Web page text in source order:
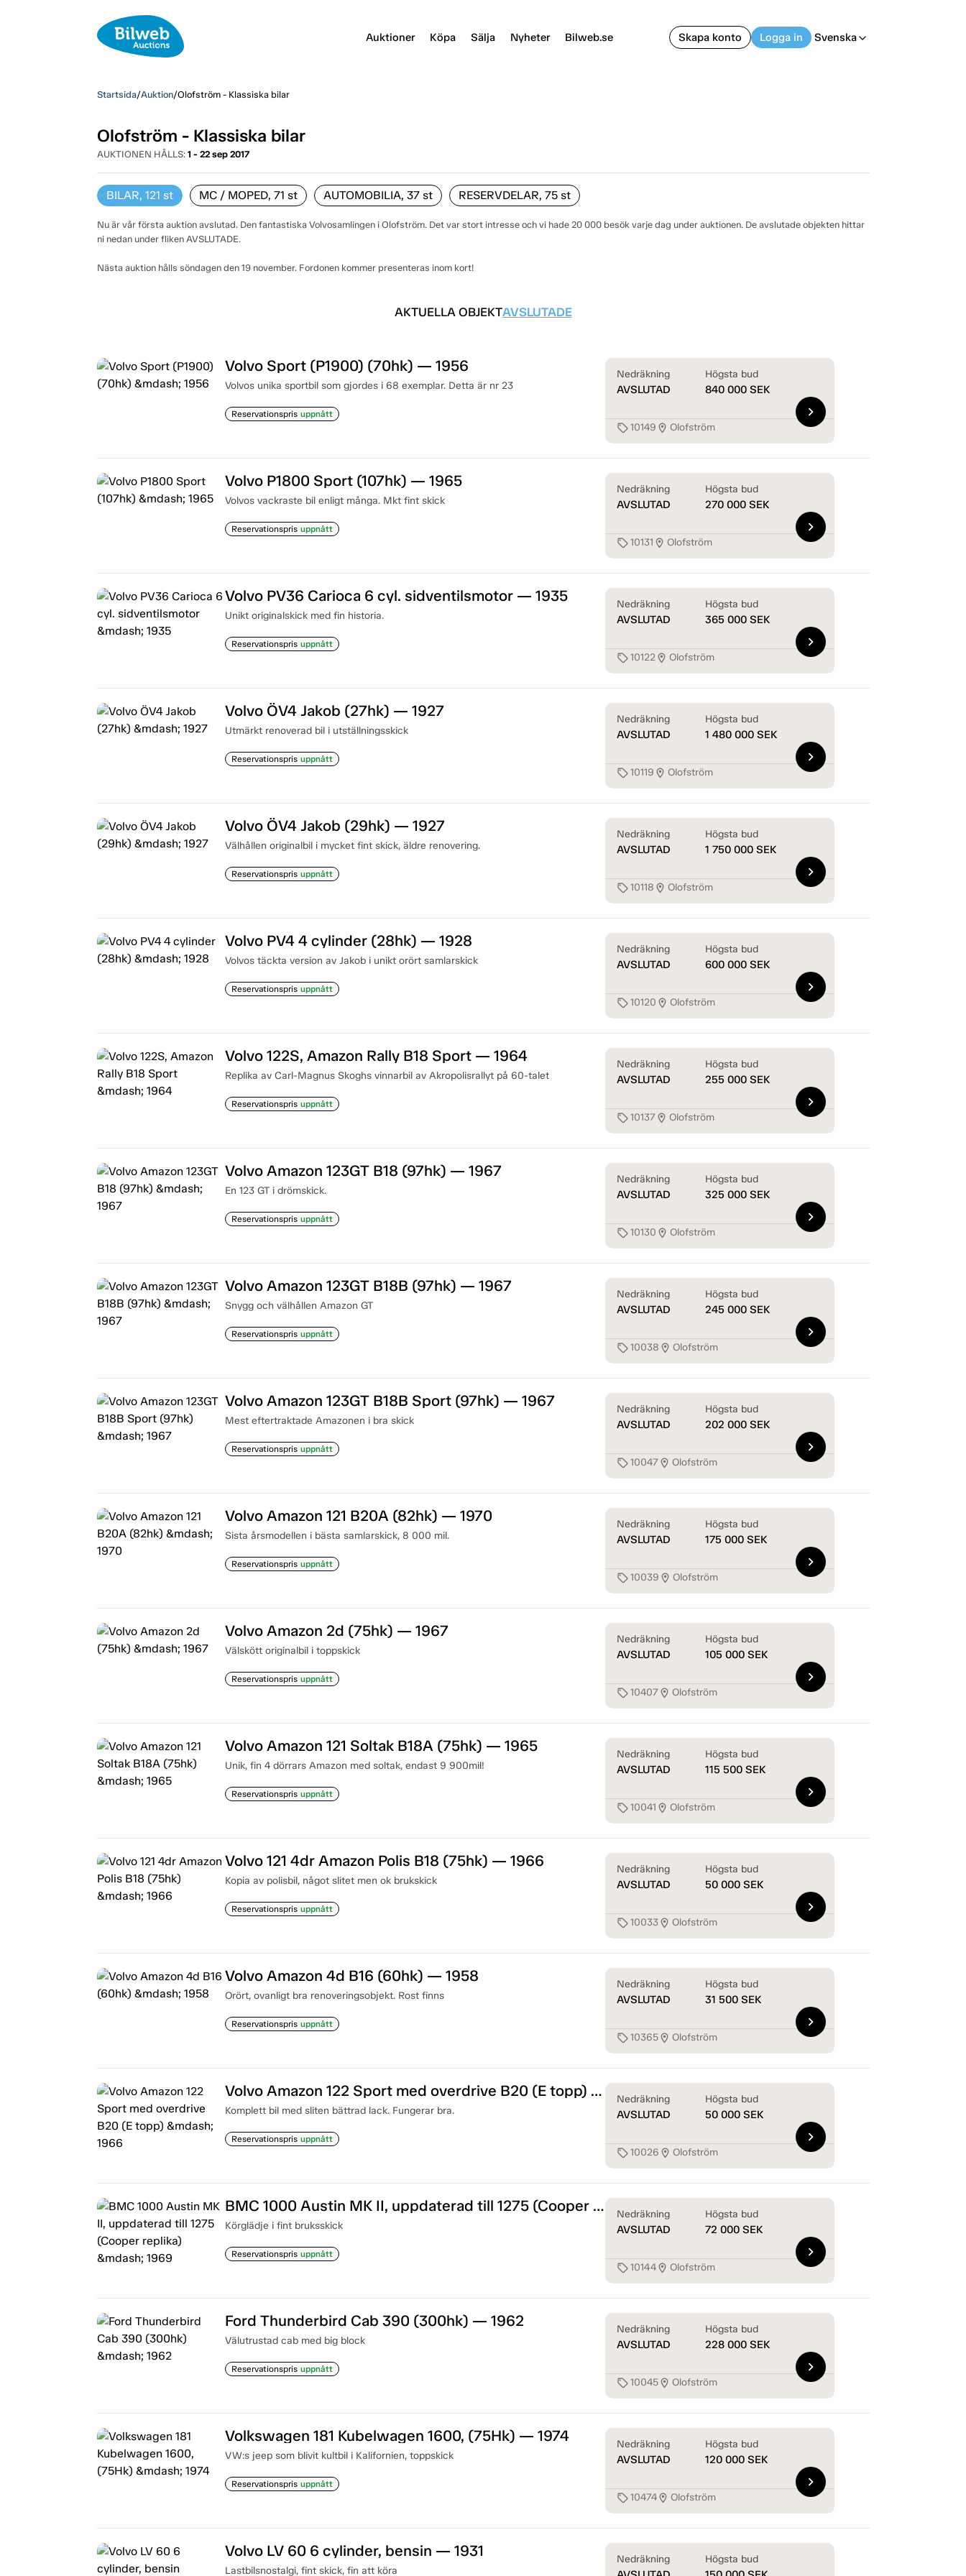
Auktioner Köpa Sälja Nyheter Bilweb.se Skapa konto Logga in Svenska arrow_back_ios
Startsida/Auktion/Olofström - Klassiska bilar
Olofström - Klassiska bilar
AUKTIONEN HÅLLS: 1 - 22 sep 2017
BILAR, 121 st MC / MOPED, 71 st AUTOMOBILIA, 37st RESERVDELAR, 75st
Nu är vår första auktion avslutad. Den fantastiska Volvosamlingen i Olofström. Det var stort intresse och vi hade 20 000 besök varje dag under auktionen. De avslutade objekten hittar
ni nedan under fliken AVSLUTADE.
Nästa auktion hålls söndagen den 19 november. Fordonen kommer presenteras inom kort!
AKTUELLA OBJEKTAVSLUTADE
Volvo Sport (P1900) (70hk) — 1956
Volvos unika sportbil som gjordes i 68 exemplar. Detta är nr 23
Reservationspris uppnått
Nedräkning
AVSLUTAD
Högsta bud
840 000 SEK
sell10149 location_on Olofström
chevron_right
Volvo P1800 Sport (107hk) — 1965
Volvos vackraste bil enligt många. Mkt fint skick
Reservationspris uppnått
Nedräkning
AVSLUTAD
Högsta bud
270 000 SEK
sell10131 location_on Olofström
chevron_right
Volvo PV36 Carioca 6 cyl. sidventilsmotor — 1935
Unikt originalskick med fin historia.
Reservationspris uppnått
Nedräkning
AVSLUTAD
Högsta bud
365 000 SEK
sell10122location_on Olofström
chevron_right
Volvo ÖV4 Jakob (27hk) — 1927
Utmärkt renoverad bil i utställningsskick
Reservationspris uppnått
Nedräkning
AVSLUTAD
Högsta bud
1 480 000 SEK
sell10119 location_on Olofström
chevron_right
Volvo ÖV4 Jakob (29hk) — 1927
Välhållen originalbil i mycket fint skick, äldre renovering.
Reservationspris uppnått
Nedräkning
AVSLUTAD
Högsta bud
1 750 000 SEK
sell10118 location_on Olofström
chevron_right
Volvo PV4 4 cylinder (28hk) — 1928
Volvos täckta version av Jakob i unikt orört samlarskick
Reservationspris uppnått
Nedräkning
AVSLUTAD
Högsta bud
600 000 SEK
sell10120 location_on Olofström
chevron_right
Volvo 122S, Amazon Rally B18 Sport — 1964
Replika av Carl-Magnus Skoghs vinnarbil av Akropolisrallyt på 60-talet
Reservationspris uppnått
Nedräkning
AVSLUTAD
Högsta bud
255 000 SEK
sell10137location_on Olofström
chevron_right
Volvo Amazon 123GT B18 (97hk) — 1967
En 123 GT i drömskick.
Reservationspris uppnått
Nedräkning
AVSLUTAD
Högsta bud
325 000 SEK
sell10130 location_on Olofström
chevron_right
Volvo Amazon 123GT B18B (97hk) — 1967
Snygg och välhållen Amazon GT
Reservationspris uppnått
Nedräkning
AVSLUTAD
Högsta bud
245 000 SEK
sell10038 location_on Olofström
chevron_right
Volvo Amazon 123GT B18B Sport (97hk) — 1967
Mest eftertraktade Amazonen i bra skick
Reservationspris uppnått
Nedräkning
AVSLUTAD
Högsta bud
202 000 SEK
sell10047location_on Olofström
chevron_right
Volvo Amazon 121 B20A (82hk) — 1970
Sista årsmodellen i bästa samlarskick, 8 000 mil.
Reservationspris uppnått
Nedräkning
AVSLUTAD
Högsta bud
175 000 SEK
sell10039 location_on Olofström
chevron_right
Volvo Amazon 2d (75hk) — 1967
Välskött originalbil i toppskick
Reservationspris uppnått
Nedräkning
AVSLUTAD
Högsta bud
105 000 SEK
sell10407location_on Olofström
chevron_right
Volvo Amazon 121 Soltak B18A (75hk) — 1965
Unik, fin 4 dörrars Amazon med soltak, endast 9 900mil!
Reservationspris uppnått
Nedräkning
AVSLUTAD
Högsta bud
115 500 SEK
sell10041 location_on Olofström
chevron_right
Volvo 121 4dr Amazon Polis B18 (75hk) — 1966
Kopia av polisbil, något slitet men ok brukskick
Reservationspris uppnått
Nedräkning
AVSLUTAD
Högsta bud
50 000 SEK
sell10033location_on Olofström
chevron_right
Volvo Amazon 4d B16 (60hk) — 1958
Orört, ovanligt bra renoveringsobjekt. Rost finns
Reservationspris uppnått
Nedräkning
AVSLUTAD
Högsta bud
31 500 SEK
sell10365location_on Olofström
chevron_right
Volvo Amazon 122 Sport med overdrive B20 (E topp) — 1966
Komplett bil med sliten bättrad lack. Fungerar bra.
Reservationspris uppnått
Nedräkning
AVSLUTAD
Högsta bud
50 000 SEK
sell10026 location_on Olofström
chevron_right
BMC 1000 Austin MK II, uppdaterad till 1275 (Cooper replika) — 1969
Körglädje i fint bruksskick
Reservationspris uppnått
Nedräkning
AVSLUTAD
Högsta bud
72 000 SEK
sell10144location_on Olofström
chevron_right
Ford Thunderbird Cab 390 (300hk) — 1962
Välutrustad cab med big block
Reservationspris uppnått
Nedräkning
AVSLUTAD
Högsta bud
228 000 SEK
sell10045location_on Olofström
chevron_right
Volkswagen 181 Kubelwagen 1600, (75Hk) — 1974
VW:s jeep som blivit kultbil i Kalifornien, toppskick
Reservationspris uppnått
Nedräkning
AVSLUTAD
Högsta bud
120 000 SEK
sell10474location_on Olofström
chevron_right
Volvo LV 60 6 cylinder, bensin — 1931
Lastbilsnostalgi, fint skick, fin att köra
Nedräkning Högsta bud